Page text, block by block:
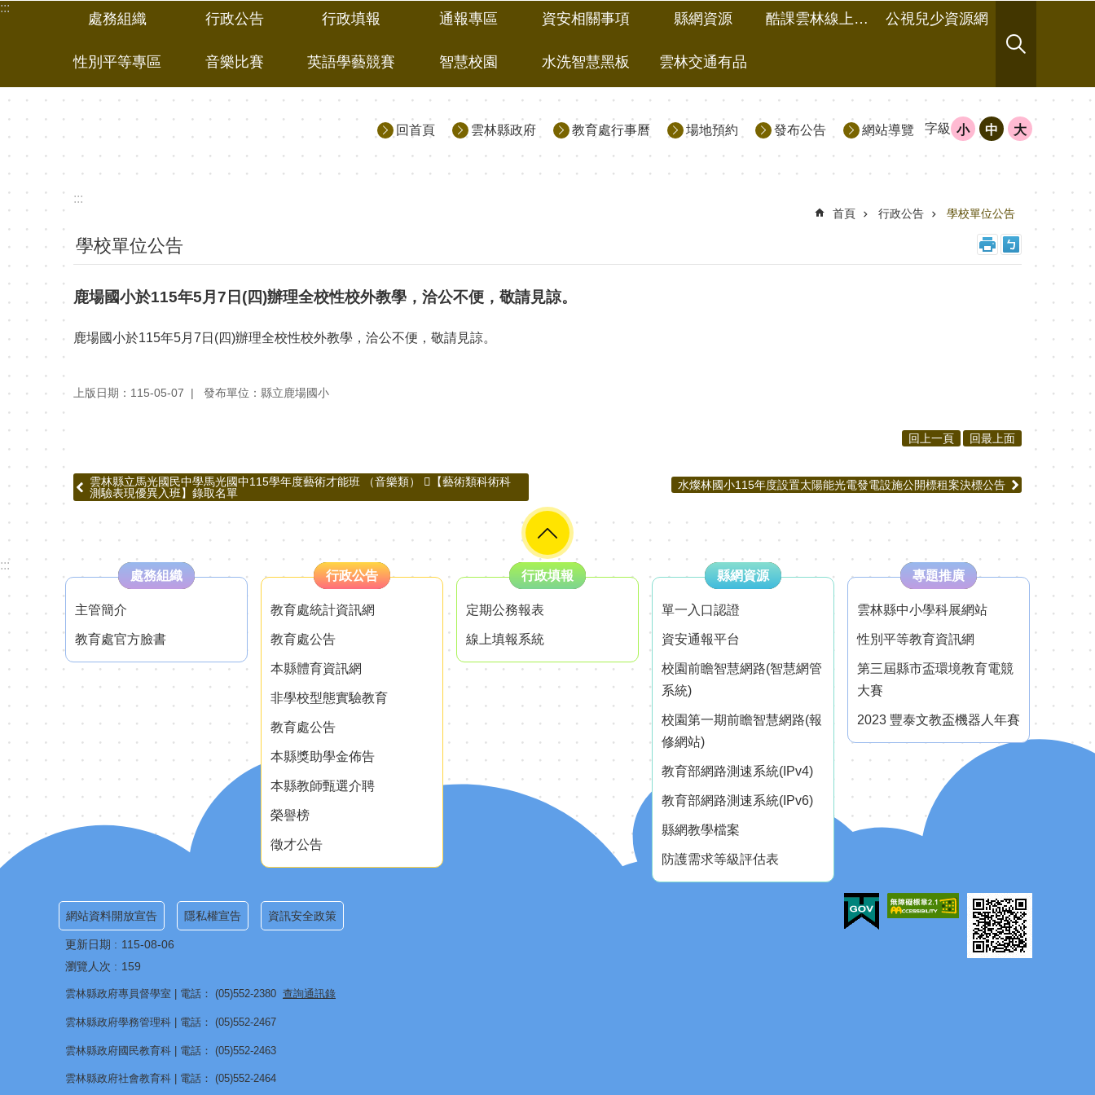
跳到主要內容區塊
:::
處務組織 行政公告 行政填報 通報專區 資安相關事項 縣網資源 酷課雲林線上教學成果分享平台 公視兒少資源網
性別平等專區 音樂比賽 英語學藝競賽 智慧校園 水洗智慧黑板 雲林交通有品
回首頁 雲林縣政府 教育處行事曆 場地預約 發布公告 網站導覽 字級 小 中 大
:::
首頁 行政公告 學校單位公告
學校單位公告
鹿場國小於115年5月7日(四)辦理全校性校外教學，洽公不便，敬請見諒。
鹿場國小於115年5月7日(四)辦理全校性校外教學，洽公不便，敬請見諒。
上版日期：115-05-07 發布單位：縣立鹿場國小
回上一頁 回最上面
雲林縣立馬光國民中學馬光國中115學年度藝術才能班 （音樂類） 【藝術類科術科
測驗表現優異入班】錄取名單
水燦林國小115年度設置太陽能光電發電設施公開標租案決標公告
:::
處務組織
主管簡介
教育處官方臉書
行政公告
教育處統計資訊網
教育處公告
本縣體育資訊網
非學校型態實驗教育
教育處公告
本縣獎助學金佈告
本縣教師甄選介聘
榮譽榜
徵才公告
行政填報
定期公務報表
線上填報系統
縣網資源
單一入口認證
資安通報平台
校園前瞻智慧網路(智慧網管
系統)
校園第一期前瞻智慧網路(報
修網站)
教育部網路測速系統(IPv4)
教育部網路測速系統(IPv6)
縣網教學檔案
防護需求等級評估表
專題推廣
雲林縣中小學科展網站
性別平等教育資訊網
第三屆縣市盃環境教育電競
大賽
2023 豐泰文教盃機器人年賽
網站資料開放宣告 隱私權宣告 資訊安全政策
更新日期
115-08-06
瀏覽人次
159
雲林縣政府專員督學室 | 電話： (05)552-2380 查詢通訊錄
雲林縣政府學務管理科 | 電話： (05)552-2467
雲林縣政府國民教育科 | 電話： (05)552-2463
雲林縣政府社會教育科 | 電話： (05)552-2464